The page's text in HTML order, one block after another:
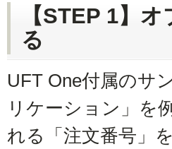
【STEP 1】
る
UFT One付属のサ
リケーション」を
れる「注文番号」